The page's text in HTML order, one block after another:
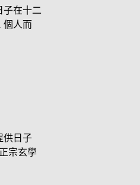
子在十二
個人而
供日子
宗玄學